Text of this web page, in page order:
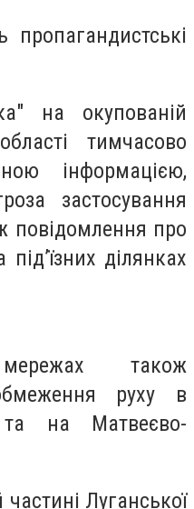
на окупованій
тимчасово
інформацією,
застосування
повідомлення про
ділянках
також
руху в
та на Матвеєво-
Луганської